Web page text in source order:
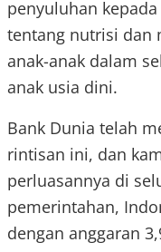
penyuluhan
tentang nutrisi dan
anak-anak dalam
anak usia dini.
Bank Dunia telah
rintisan ini, dan
perluasannya di
pemerintahan,
dengan anggaran